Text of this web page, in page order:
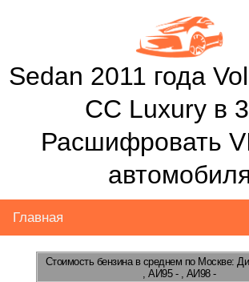
Sedan 2011 года
CC Luxury в
Расшифровать
Главная
Стоимость бензинав среднем по Москве:
, АИ95 - , АИ98 -